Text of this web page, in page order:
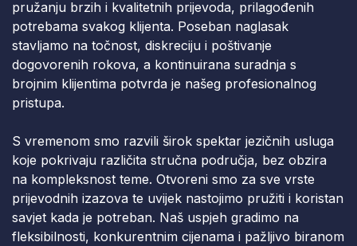
pružanju brzih i kvalitetnih prijevoda, prilagođenih
potrebama svakog klijenta. Poseban naglasak
stavljamo na točnost, diskreciju i poštivanje
dogovorenih rokova, a kontinuirana suradnja s
brojnim klijentima potvrda je našeg profesionalnog
pristupa.
S vremenom smo razvili širok spektar jezičnih usluga
koje pokrivaju različita stručna područja, bez obzira
na kompleksnost teme. Otvoreni smo za sve vrste
prijevodnih izazova te uvijek nastojimo pružiti i koristan
savjet kada je potreban. Naš uspjeh gradimo na
fleksibilnosti, konkurentnim cijenama i pažljivo biranom